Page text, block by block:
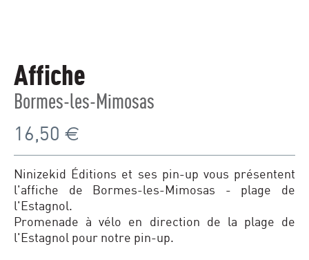
Affiche
Bormes-les-Mimosas
16,50 €
Ninizekid Éditions et ses pin-up vous présentent
l'affiche de Bormes-les-Mimosas - plage de
l'Estagnol.
Promenade à vélo en direction de la plage de
l'Estagnol pour notre pin-up.